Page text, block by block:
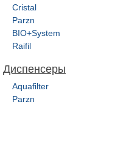
Cristal
Parzn
BIO+System
Raifil
Диспенсеры
Aquafilter
Parzn